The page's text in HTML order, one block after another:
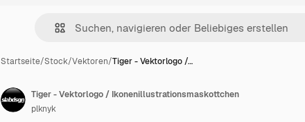
Startseite/Stock/Vektoren/Tiger - Vektorlogo /…
Tiger - Vektorlogo / Ikonenillustrationsmaskottchen
plknyk